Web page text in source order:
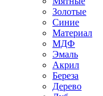
Золотые
Синие
Материал
МДФ
Эмаль
Акрил
Береза
Дерево